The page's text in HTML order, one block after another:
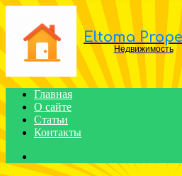
Menu
Eltoma
Недвижимость
Главная
О сайте
Статьи
Контакты
for